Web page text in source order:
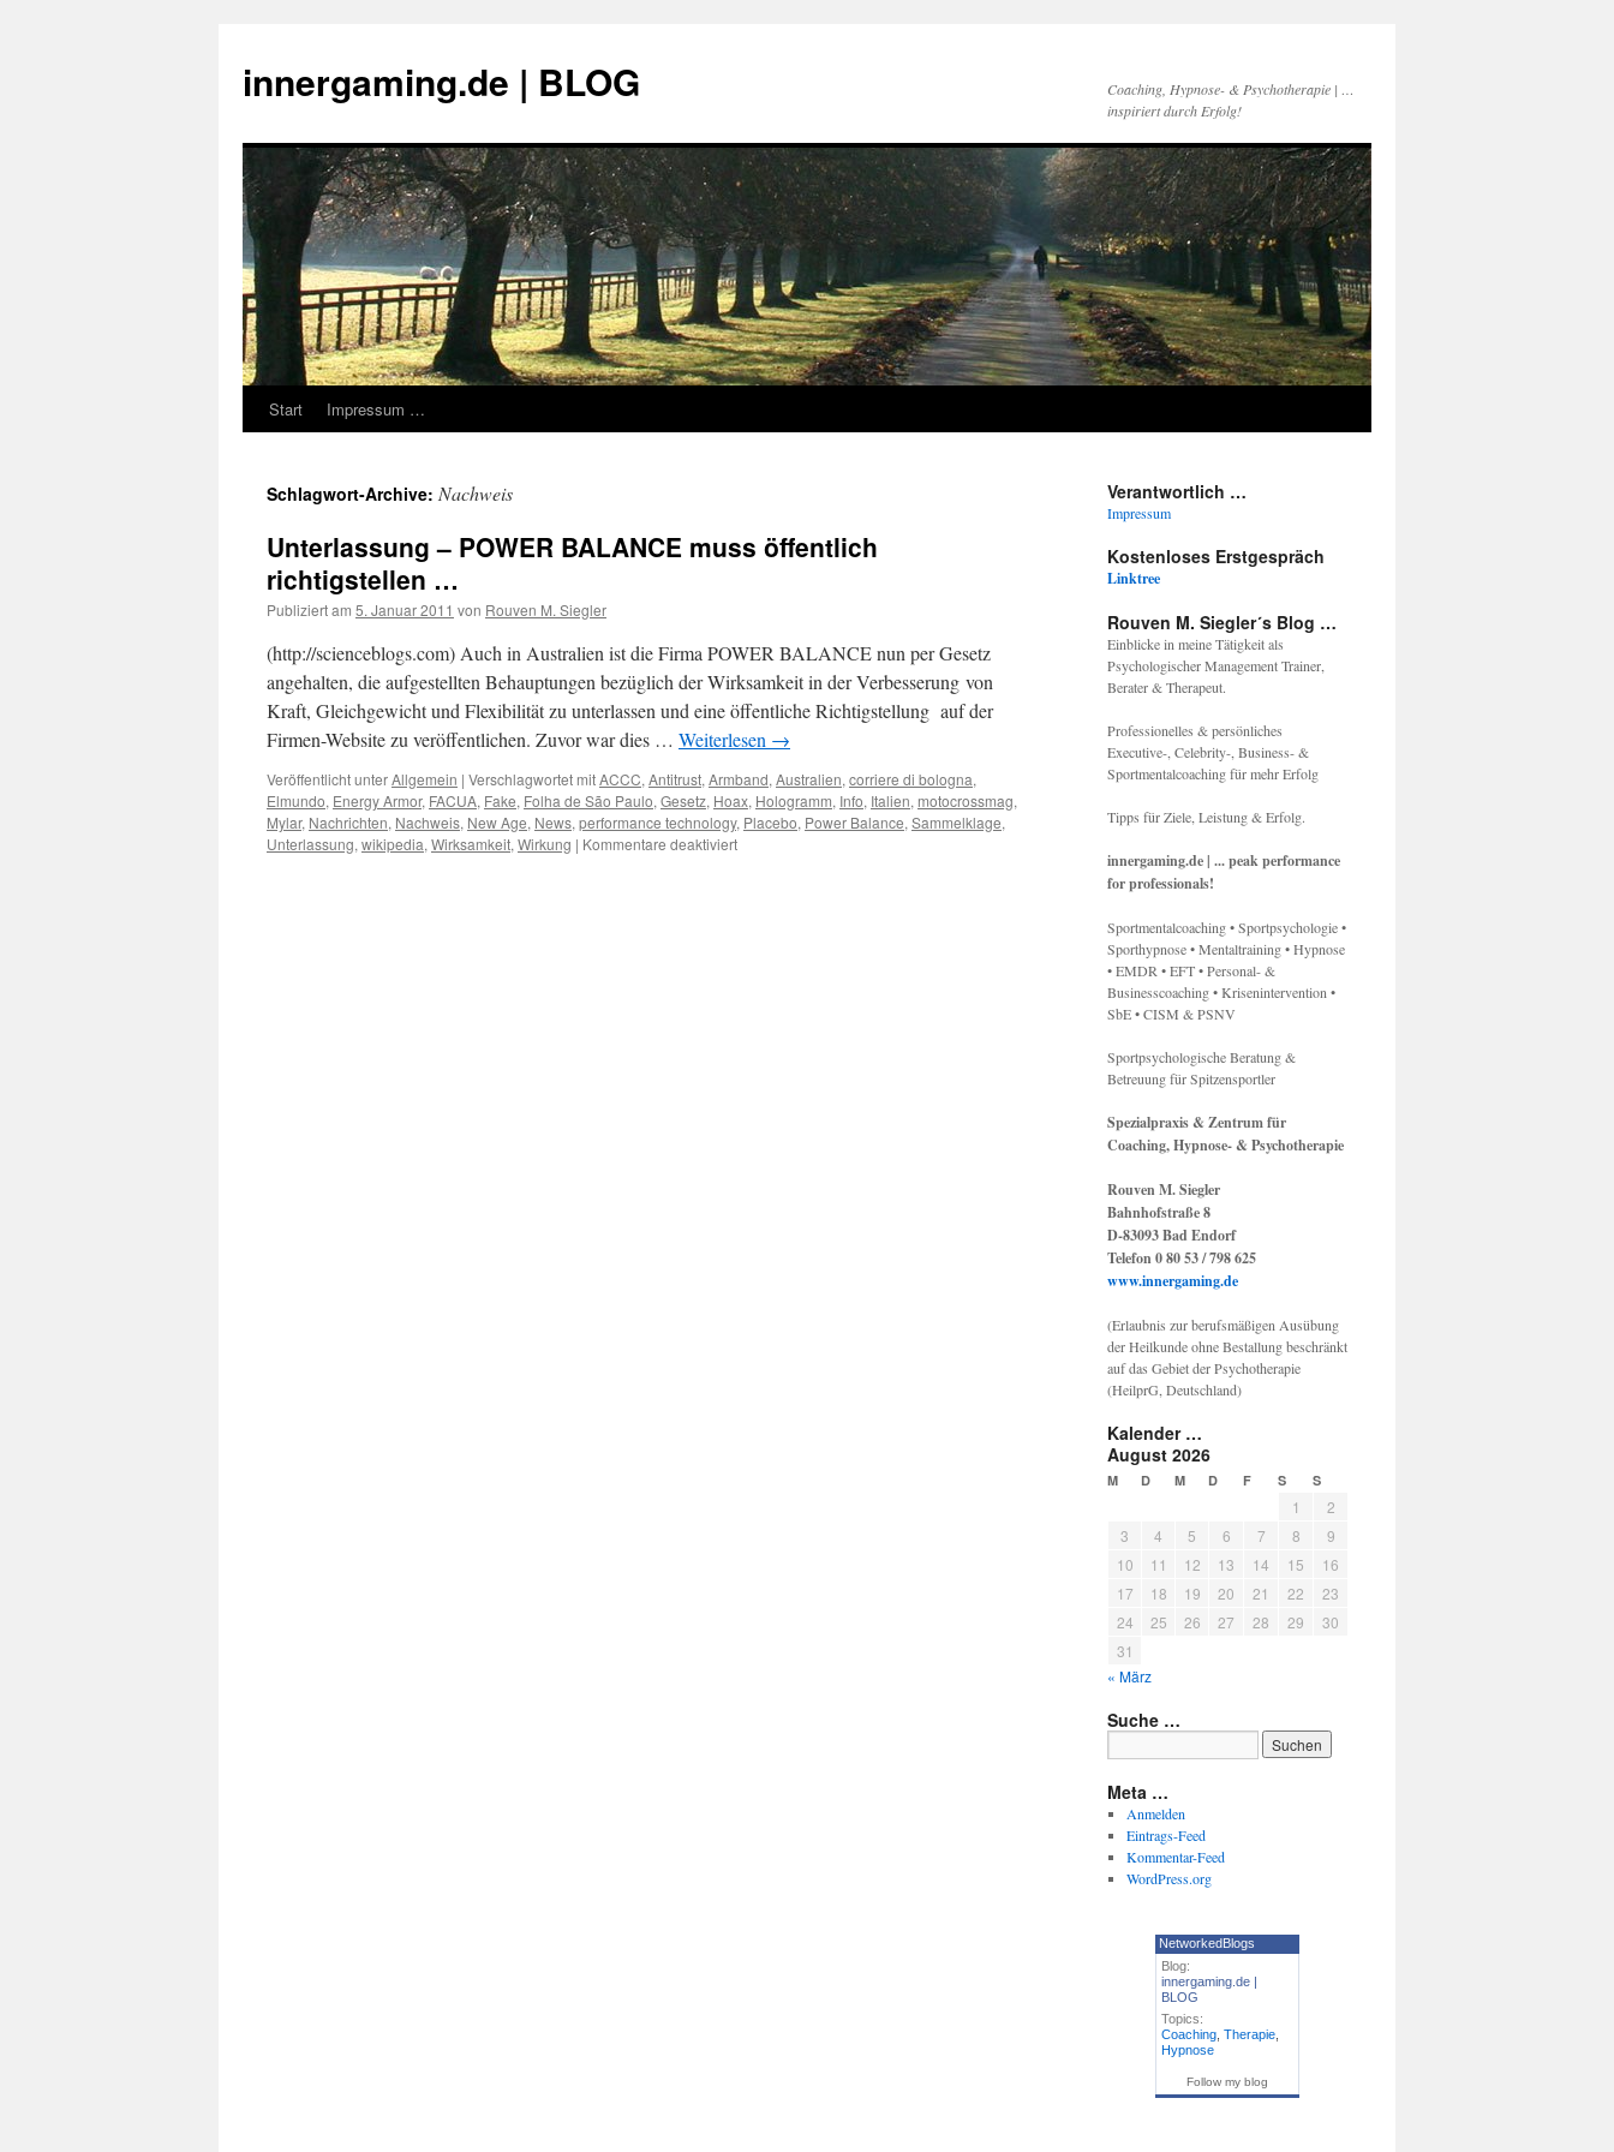
innergaming.de | BLOG
Coaching, Hypnose- & Psychotherapie | …
inspiriert durch Erfolg!
Zum
springen
Start Impressum …
Schlagwort-Archive: Nachweis
Unterlassung – POWER BALANCE muss öffentlich
richtigstellen …
Publiziert am 5. Januar 2011 von Rouven M. Siegler
(http://scienceblogs.com) Auch in Australien ist die Firma POWER BALANCE nun per Gesetz
angehalten, die aufgestellten Behauptungen bezüglich der Wirksamkeit in der Verbesserung von
Kraft, Gleichgewicht und Flexibilität zu unterlassen und eine öffentliche Richtigstellung auf der
Firmen-Website zu veröffentlichen. Zuvor war dies … Weiterlesen →
Veröffentlicht unterAllgemein | Verschlagwortet mitACCC, Antitrust, Armband, Australien, corriere di bologna,
Elmundo, Energy Armor, FACUA, Fake, Folha de São Paulo, Gesetz, Hoax, Hologramm, Info, Italien, motocrossmag,
Mylar, Nachrichten, Nachweis, New Age, News, performance technology, Placebo, Power Balance, Sammelklage,
Unterlassung, wikipedia, Wirksamkeit, Wirkung | Kommentare deaktiviertfür
Verantwortlich …
Impressum
Kostenloses Erstgespräch
Linktree
Rouven M. Siegler´s Blog …
Einblicke in meine Tätigkeit als
Psychologischer Management Trainer,
Berater & Therapeut.
Professionelles & persönliches
Executive-, Celebrity-, Business- &
Sportmentalcoaching für mehr Erfolg
Tipps für Ziele, Leistung & Erfolg.
innergaming.de | ... peak performance
for professionals!
Sportmentalcoaching • Sportpsychologie •
Sporthypnose • Mentaltraining • Hypnose
• EMDR • EFT • Personal- &
Businesscoaching • Krisenintervention •
SbE • CISM & PSNV
Sportpsychologische Beratung &
Betreuung für Spitzensportler
Spezialpraxis & Zentrum für
Coaching, Hypnose- & Psychotherapie
Rouven M. Siegler
Bahnhofstraße 8
D-83093 Bad Endorf
Telefon 0 80 53 / 798 625
www.innergaming.de
(Erlaubnis zur berufsmäßigen Ausübung
der Heilkunde ohne Bestallung beschränkt
auf das Gebiet der Psychotherapie
(HeilprG, Deutschland)
Kalender …
August 2026
M D M D F S S
1
2
3
4 5 6 7 8
9
10
11 12 13 14 15
16
17
18 19 20 21 22
23
24
25 26 27 28 29
30
31
« März
Suche …
Meta …
Anmelden
Eintrags-Feed
Kommentar-Feed
WordPress.org
NetworkedBlogs
Blog:
innergaming.de |
BLOG
Topics:
Coaching Therapie
Hypnose
Follow my blog